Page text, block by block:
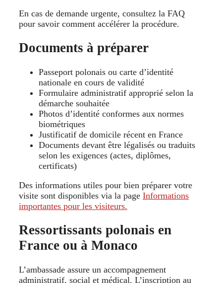
En cas de demande urgente, consultez la FAQ
pour savoir comment accélérer la procédure.
Documents à préparer
Passeport polonais ou carte d’identité
nationale en cours de validité
Formulaire administratif approprié selon la
démarche souhaitée
Photos d’identité conformes aux normes
biométriques
Justificatif de domicile récent en France
Documents devant être légalisés ou traduits
selon les exigences (actes, diplômes,
certificats)
Des informations utiles pour bien préparer votre
visite sont disponibles via la page Informations
importantes pour les visiteurs.
Ressortissants polonais en
France ou à Monaco
L’ambassade assure un accompagnement
administratif, social et médical. L’inscription au